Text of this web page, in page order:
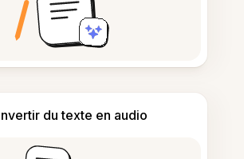
du texte en audio